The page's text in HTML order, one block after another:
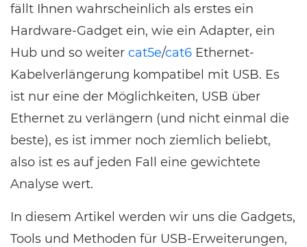
fällt Ihnen wahrscheinlich als erstes ein
Hardware-Gadget ein, wie ein Adapter, ein
Hub und so weiter cat5e/cat6 Ethernet-
Kabelverlängerung kompatibel mit USB. Es
ist nur eine der Möglichkeiten, USB über
Ethernet zu verlängern (und nicht einmal die
beste), es ist immer noch ziemlich beliebt,
also ist es auf jeden Fall eine gewichtete
Analyse wert.
In diesem Artikel werden wir uns die Gadgets,
Tools und Methoden für USB-Erweiterungen,